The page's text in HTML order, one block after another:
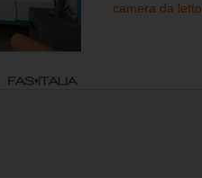
camera da letto